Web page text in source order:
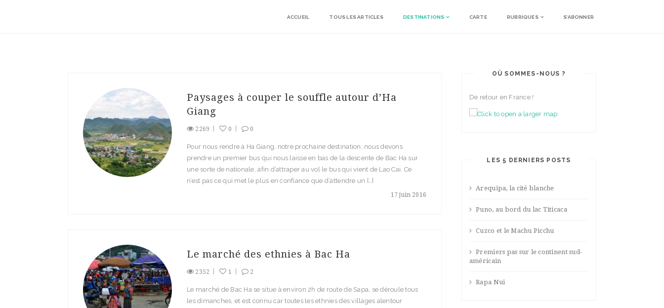
ACCUEIL TOUS LES ARTICLES DESTINATIONS CARTE RUBRIQUES S’ABONNER
Paysages à couper le souffle autour d’Ha
Giang
2269 0 0
17 juin 2016
Pour nous rendre à Ha Giang, notre prochaine destination, nous devons
prendre un premier bus qui nous laisse en bas de la descente de Bac Ha sur
une sorte de nationale, afin d’attraper au vol le bus qui vient de Lao Cai. Ce
n’est pas ce qui met le plus en confiance que d’attendre un […]
Le marché des ethnies à Bac Ha
2352 1 2
Le marché de Bac Ha se situe à environ 2h de route de Sapa, se déroule tous
les dimanches, et est connu car toutes les ethnies des villages alentour
OÙ SOMMES-NOUS ?
De retour en France !
LES 5 DERNIERS POSTS
Arequipa, la cité blanche
Puno, au bord du lac Titicaca
Cuzco et le Machu Picchu
Premiers pas sur le continent sud-
américain
Rapa Nui